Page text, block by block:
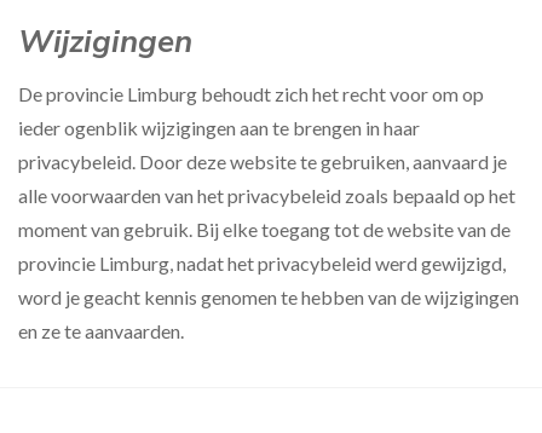
Wijzigingen
De provincie Limburg behoudt zich het recht voor om op
ieder ogenblik wijzigingen aan te brengen in haar
privacybeleid. Door deze website te gebruiken, aanvaard je
alle voorwaarden van het privacybeleid zoals bepaald op het
moment van gebruik. Bij elke toegang tot de website van de
provincie Limburg, nadat het privacybeleid werd gewijzigd,
word je geacht kennis genomen te hebben van de wijzigingen
en ze te aanvaarden.